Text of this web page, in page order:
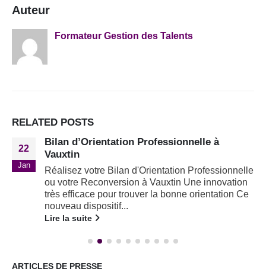
Auteur
Formateur Gestion des Talents
RELATED POSTS
22
Jan
Bilan d’Orientation Professionnelle à
Vauxtin
Réalisez votre Bilan d'Orientation Professionnelle
ou votre Reconversion à Vauxtin Une innovation
très efficace pour trouver la bonne orientation Ce
nouveau dispositif...
Lire la suite
ARTICLES DE PRESSE